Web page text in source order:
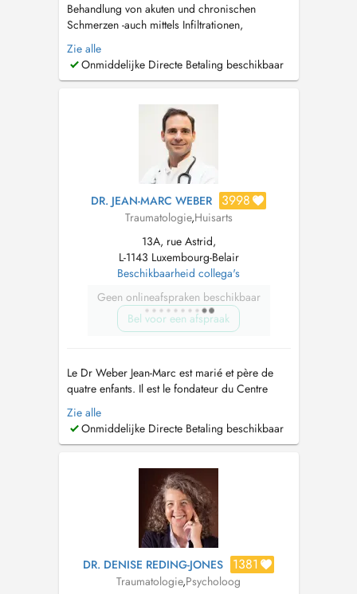
Behandlung von akuten und chronischen
Schmerzen -auch mittels Infiltrationen,
Infusionen (Baxter) Beratung und Behandlung
bei Arthrose (Knie, Schulter, Sprunggelenk,
Fingergelenke etc) - unter anderem mit
Zie alle
Onmiddelijke Directe Betaling beschikbaar
DR. JEAN-MARC WEBER 3998
Traumatologie,Huisarts
13A, rue Astrid,
L-1143 Luxembourg-Belair
Beschikbaarheid collega's
Geen onlineafspraken beschikbaar
Bel voor een afspraak
Le Dr Weber Jean-Marc est marié et père de
quatre enfants. Il est le fondateur du Centre
Médical Luxembourg en 2012. TRAVAUX
SCIENTIFIQUES et PUBLICATIONS: Thèse du
Doctorat en Médecine: Comment améliorer les
Thèse du Doctorat mention: très honorable ...
Zie alle
Onmiddelijke Directe Betaling beschikbaar
DR. DENISE REDING-JONES 1381
Traumatologie,Psycholoog